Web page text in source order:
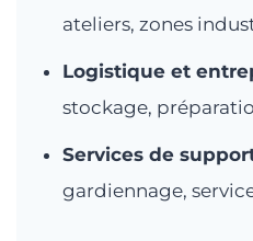
ateliers, zones
Logistique et
stockage,
Services de
gardiennage,